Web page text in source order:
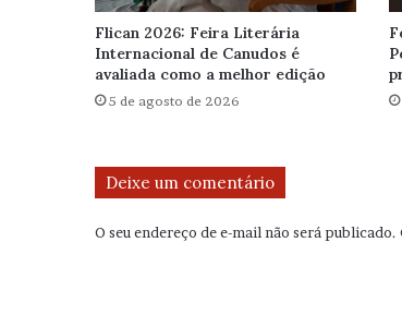
Flican 2026: Feira Literária
Internacional de Canudos é
avaliada como a melhor edição
5 de agosto de 2026
Deixe um comentário
O seu endereço de e-mail não será publicado.